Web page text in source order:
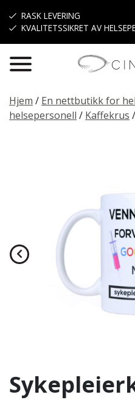
RASK LEVERING
KVALITETSSIKRET AV
Hjem / En nettbutikk for
helsepersonell / Kaffekrus /